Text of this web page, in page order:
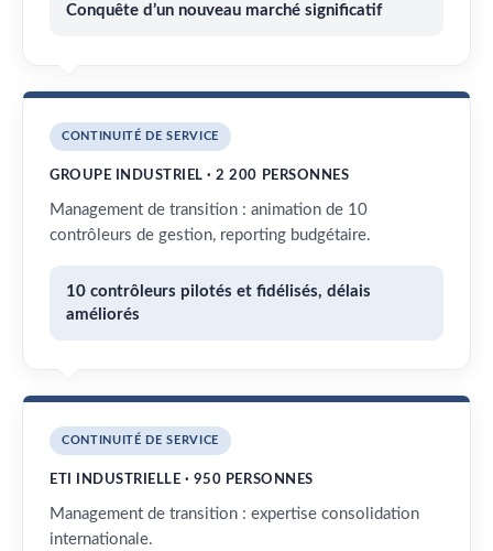
Conquête d’un nouveau marché significatif
CONTINUITÉ DE SERVICE
GROUPE INDUSTRIEL · 2 200 PERSONNES
Management de transition : animation de 10
contrôleurs de gestion, reporting budgétaire.
10 contrôleurs pilotés et fidélisés, délais
améliorés
CONTINUITÉ DE SERVICE
ETI INDUSTRIELLE · 950 PERSONNES
Management de transition : expertise consolidation
internationale.